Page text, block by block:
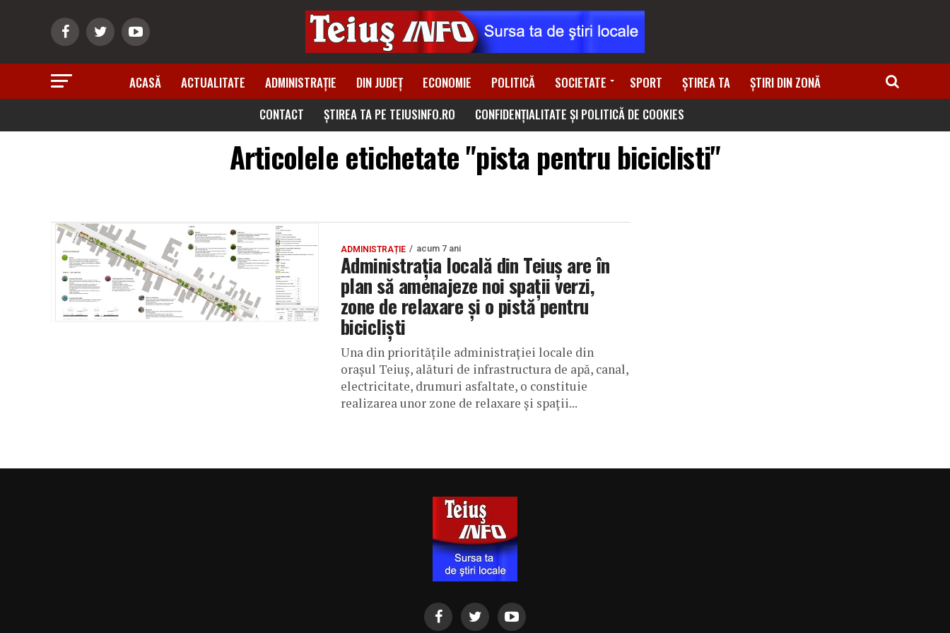
ACASĂ ACTUALITATE ADMINISTRAȚIE DIN JUDEȚ ECONOMIE POLITICĂ SOCIETATE SPORT ȘTIREA TA
ȘTIRI DIN ZONĂ
CONTACT
ȘTIREA TA PE TEIUSINFO.RO CONFIDENȚIALITATE ȘI POLITICĂ DE COOKIES
Articolele etichetate "pista pentru biciclisti"
ADMINISTRAȚIE acum 7 ani
Administrația locală din Teiuș are în
plan să amenajeze noi spații verzi,
zone de relaxare și o pistă pentru
bicicliști
Una din prioritățile administrației locale din
orașul Teiuș, alături de infrastructura de apă, canal,
electricitate, drumuri asfaltate, o constituie
realizarea unor zone de relaxare și spații...